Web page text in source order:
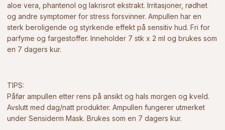
aloe vera, phantenol og lakrisrot ekstrakt. Irritasjoner, rødhet
og andre symptomer for stress forsvinner. Ampullen har en
sterk beroligende og styrkende effekt på sensitiv hud. Fri for
parfyme og fargestoffer. Inneholder 7 stk x 2 ml og brukes som
en 7 dagers kur.
TIPS:
Påfør ampullen etter rens på ansikt og hals morgen og kveld.
Avslutt med dag/natt produkter. Ampullen fungerer utmerket
under Sensiderm Mask. Brukes som en 7 dagers kur.